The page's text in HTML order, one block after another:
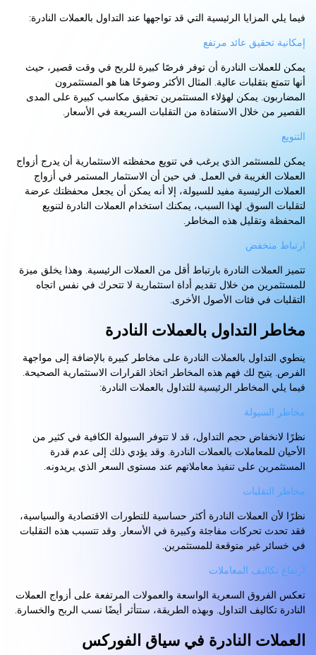
فيما يلي المزايا الرئيسية التي قد تواجهها عند التداول بالعملات النادرة:
إمكانية تحقيق عائد مرتفع
يمكن للعملات النادرة أن توفر فرصًا كبيرة للربح في وقت قصير، حيث
أنها تتمتع بتقلبات عالية. المثال الأكثر وضوحًا هنا هو المستثمرون
المضاربون. يمكن لهؤلاء المستثمرين تحقيق مكاسب كبيرة على المدى
القصير من خلال الاستفادة من التقلبات السريعة في الأسعار.
التنويع
يمكن للمستثمر الذي يرغب في تنويع محفظته الاستثمارية أن يدرج أزواج
العملات الغريبة في العمل. في حين أن الاستثمار المستمر في أزواج
العملات الرئيسية مفيد للسيولة، إلا أنه يمكن أن يجعل محفظتك عرضة
لتقلبات السوق. لهذا السبب، يمكنك استخدام العملات النادرة لتنويع
المحفظة وتقليل هذه المخاطر.
ارتباط منخفض
تتميز العملات النادرة بارتباط أقل من العملات الرئيسية. وهذا يخلق ميزة
للمستثمرين من خلال تقديم أداة استثمارية لا تتحرك في نفس اتجاه
التقلبات في فئات الأصول الأخرى.
مخاطر التداول بالعملات النادرة
ينطوي التداول بالعملات النادرة على مخاطر كبيرة بالإضافة إلى مواجهة
الفرص. يتيح لك فهم هذه المخاطر اتخاذ القرارات الاستثمارية الصحيحة.
فيما يلي المخاطر الرئيسية للتداول بالعملات النادرة:
مخاطر السيولة
نظرًا لانخفاض حجم التداول، قد لا تتوفر السيولة الكافية في كثير من
الأحيان للمعاملات بالعملات النادرة. وقد يؤدي ذلك إلى عدم قدرة
المستثمرين على تنفيذ معاملاتهم عند مستوى السعر الذي يريدونه.
مخاطر التقلبات
نظرًا لأن العملات النادرة أكثر حساسية للتطورات الاقتصادية والسياسية،
فقد تحدث تحركات مفاجئة وكبيرة في الأسعار. وقد تتسبب هذه التقلبات
في خسائر غير متوقعة للمستثمرين.
ارتفاع تكاليف المعاملات
تعكس الفروق السعرية الواسعة والعمولات المرتفعة على أزواج العملات
النادرة تكاليف التداول. وبهذه الطريقة، ستتأثر أيضًا نسب الربح والخسارة.
العملات النادرة في سياق الفوركس